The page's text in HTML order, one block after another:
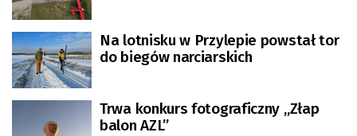
Na lotnisku w Przylepie powstał tor
do biegów narciarskich
Trwa konkurs fotograficzny „Złap
balon AZL”